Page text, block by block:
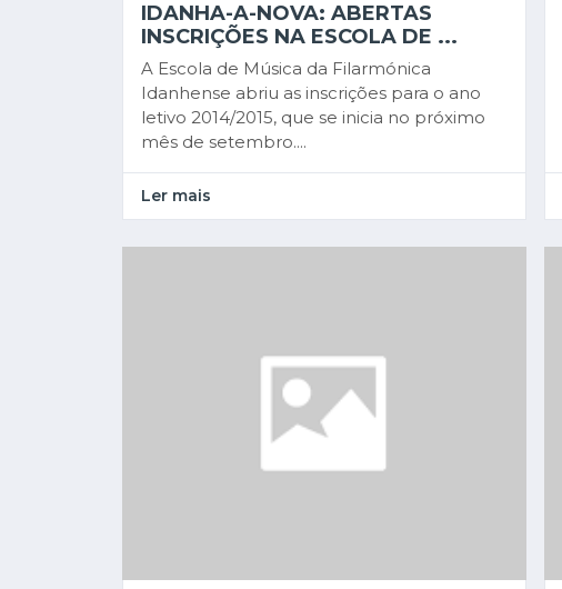
IDANHA-A-NOVA: ABERTAS
INSCRIÇÕES NA ESCOLA DE ...
A Escola de Música da Filarmónica
Idanhense abriu as inscrições para o ano
letivo 2014/2015, que se inicia no próximo
mês de setembro....
Ler mais